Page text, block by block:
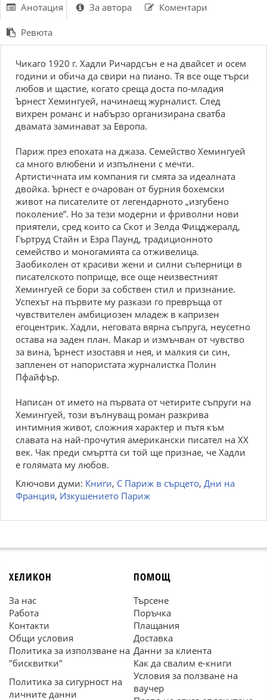
Анотация За автора Коментари
Ревюта
Чикаго 1920 г. Хадли Ричардсън е на двайсет и осем
години и обича да свири на пиано. Тя все още търси
любов и щастие, когато среща доста по-младия
Ърнест Хемингуей, начинаещ журналист. След
вихрен романс и набързо организирана сватба
двамата заминават за Европа.
Париж през епохата на джаза. Семейство Хемингуей
са много влюбени и изпълнени с мечти.
Артистичната им компания ги смята за идеалната
двойка. Ърнест е очарован от бурния бохемски
живот на писателите от легендарното „изгубено
поколение”. Но за тези модерни и фриволни нови
приятели, сред които са Скот и Зелда Фицджералд,
Гъртруд Стайн и Езра Паунд, традиционното
семейство и моногамията са отживелица.
Заобиколен от красиви жени и силни съперници в
писателското поприще, все още неизвестният
Хемингуей се бори за собствен стил и признание.
Успехът на първите му разкази го превръща от
чувствителен амбициозен младеж в капризен
егоцентрик. Хадли, неговата вярна съпруга, неусетно
остава на заден план. Макар и измъчван от чувство
за вина, Ърнест изоставя и нея, и малкия си син,
запленен от напористата журналистка Полин
Пфайфър.
Написан от името на първата от четирите съпруги на
Хемингуей, този вълнуващ роман разкрива
интимния живот, сложния характер и пътя към
славата на най-прочутия американски писател на ХХ
век. Чак преди смъртта си той ще признае, че Хадли
е голямата му любов.
Ключови думи: Книги, С Париж в сърцето, Дни на
Франция, Изкушението Париж
ХЕЛИКОН
За нас
Работа
Контакти
Общи условия
Политика за използване на
"бисквитки"
Политика за сигурност на
личните данни
ПОМОЩ
Търсене
Поръчка
Плащания
Доставка
Данни за клиента
Как да свалим е-книги
Условия за ползване на
ваучер